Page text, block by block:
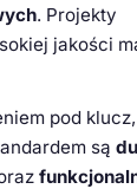
. Projekty
jakości
pod klucz,
są